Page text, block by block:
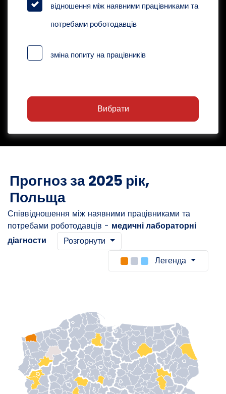
відношення між наявними працівниками та
потребами роботодавців
зміна попиту на працівників
Вибрати
Прогноз за 2025 рік,
Польща
Співвідношення між наявними працівниками та
потребами роботодавців - медичні лабораторні
діагности
Розгорнути
Легенда